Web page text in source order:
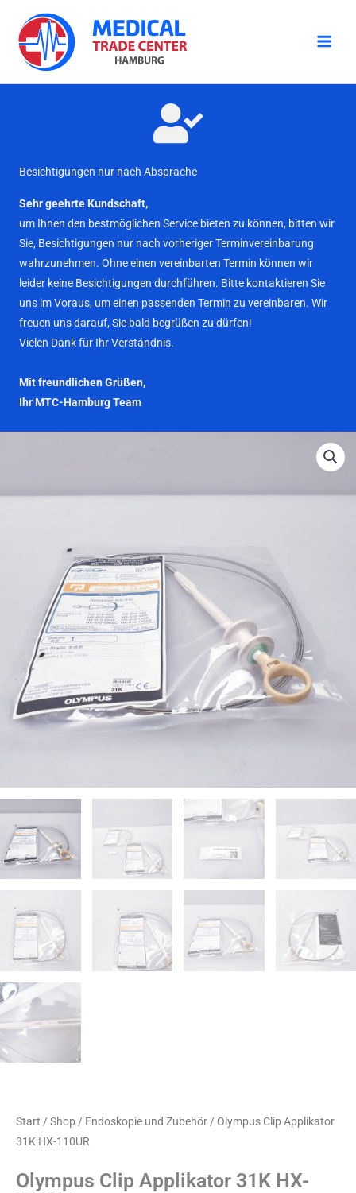
Inhalt
springen
Besichtigungen nur nach Absprache
Sehr geehrte Kundschaft,
um Ihnen den bestmöglichen Service bieten zu können, bitten wir
Sie, Besichtigungen nur nach vorheriger Terminvereinbarung
wahrzunehmen. Ohne einen vereinbarten Termin können wir
leider keine Besichtigungen durchführen. Bitte kontaktieren Sie
uns im Voraus, um einen passenden Termin zu vereinbaren. Wir
freuen uns darauf, Sie bald begrüßen zu dürfen!
Vielen Dank für Ihr Verständnis.
Mit freundlichen Grüßen,
Ihr MTC-Hamburg Team
Start / Shop / Endoskopie und Zubehör / Olympus Clip Applikator
31K HX-110UR
Olympus Clip Applikator 31K HX-